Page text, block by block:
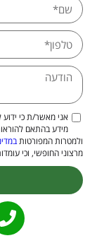
אני מאשר/ת כי ידוע
ולמטרות המפורטות
מרצוני החופשי, וכי